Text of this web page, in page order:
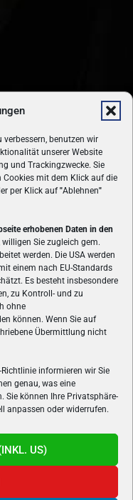
benutzen wir
unserer Website
und Trackingzwecke. Sie
Cookies mit dem Klick auf die
per Klick auf"Ablehnen"
erhobenen Daten in den
willigen Sie zugleich gem.
werden. Die USA werden
einem nach EU-Standards
Es besteht insbesondere
zu Kontroll- und zu
ohne
können. Wenn Sie auf
Übermittlung nicht
informieren wir Sie
genau, was eine
Sie können Ihre Privatsphäre-
anpassen oder widerrufen.
US)
ist das älteste Online-
täglich aktuelle News,
Gaming-
des e-Sport's.